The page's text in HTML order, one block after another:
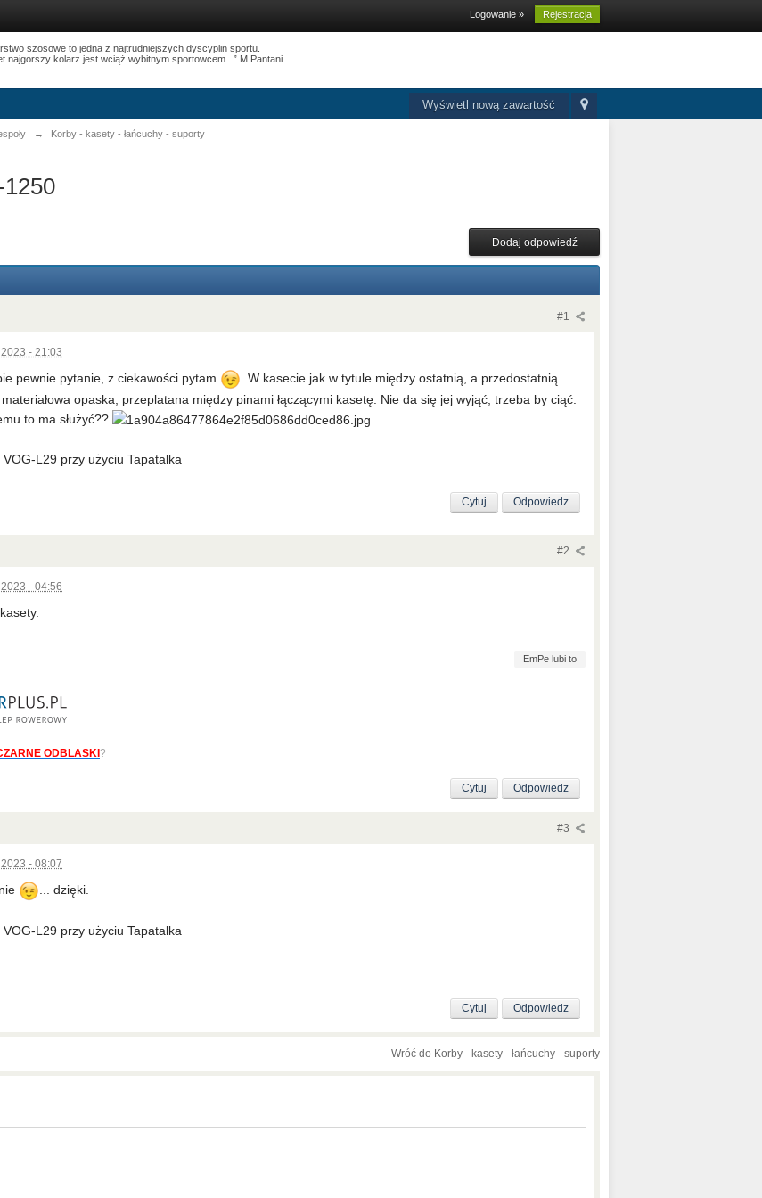
Logowanie » Rejestracja
szosowe to jedna z najtrudniejszych dyscyplin sportu.
najgorszy kolarz jest wciąż wybitnym sportowcem...” M.Pantani
Wyświetl nową zawartość
→ Korby - kasety - łańcuchy - suporty
Dodaj odpowiedź
#1
- 21:03
pewnie pytanie, z ciekawości pytam
. W kasecie jak w tytule między ostatnią, a przedostatnią
opaska, przeplatana między pinami łączącymi kasetę. Nie da się jej wyjąć, trzeba by ciąć.
to ma służyć??
VOG-L29 przy użyciu Tapatalka
Odpowiedz
Cytuj
#2
- 04:56
EmPe lubi to
ODBLASKI ?
Odpowiedz
Cytuj
#3
- 08:07
... dzięki.
VOG-L29 przy użyciu Tapatalka
Odpowiedz
Cytuj
Wróć do Korby - kasety - łańcuchy - suporty